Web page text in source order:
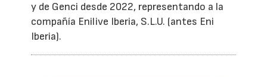
y de Genci desde 2022, representando a la
compañía Enilive Iberia, S.L.U. (antes Eni
Iberia).